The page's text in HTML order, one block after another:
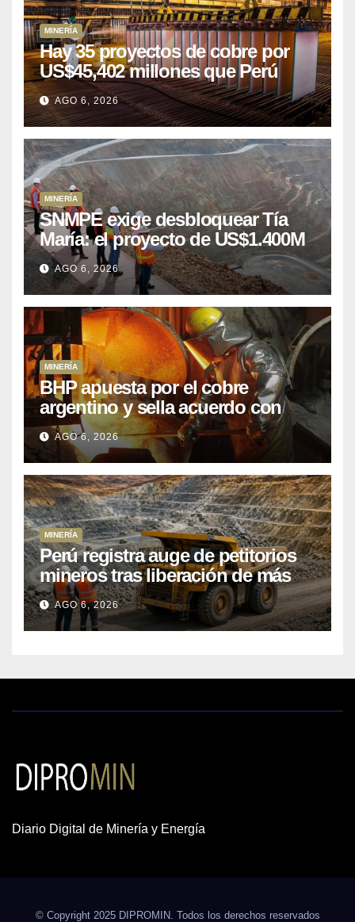
MINERÍA
Hay 35 proyectos de cobre por
US$45,402 millones que Perú
puede aprovechar
AGO 6, 2026
MINERÍA
SNMPE exige desbloquear Tía
María: el proyecto de US$1.400M
que Perú lleva 15 años
posponiendo
AGO 6, 2026
MINERÍA
BHP apuesta por el cobre
argentino y sella acuerdo con
Kobrea para siete proyecto
AGO 6, 2026
MINERÍA
Perú registra auge de petitorios
mineros tras liberación de más
de mil concesiones para explorar
cobre y oro
AGO 6, 2026
Diario Digital de Minería y Energía
© Copyright 2025 DIPROMIN. Todos los derechos reservados